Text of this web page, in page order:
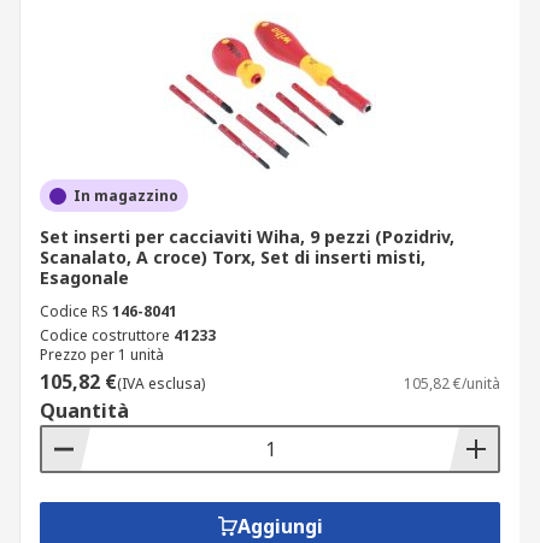
In magazzino
Set inserti per cacciaviti Wiha, 9 pezzi (Pozidriv,
Scanalato, A croce) Torx, Set di inserti misti,
Esagonale
Codice RS 146-8041
Codice costruttore 41233
Prezzo per 1 unità
105,82 €(IVA esclusa) 105,82 €/unità
Quantità
Aggiungi